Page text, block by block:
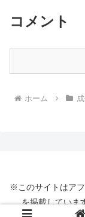
コメント
ホーム
※このサイトはア
を掲載していま